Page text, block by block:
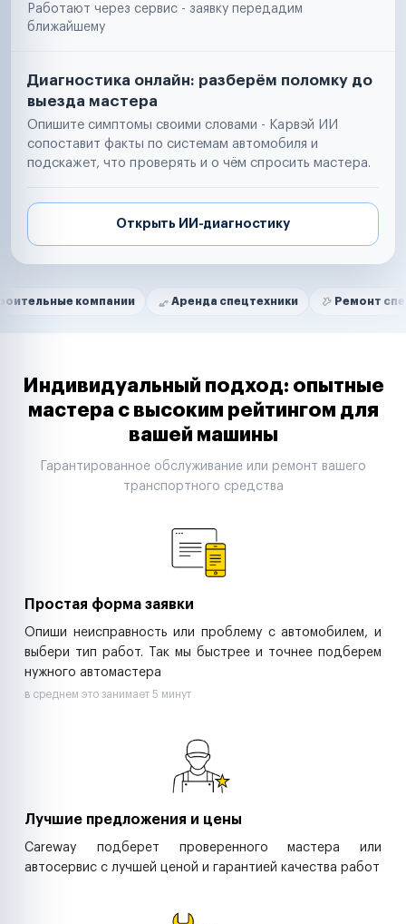
Работают через сервис - заявку передадим
ближайшему
Диагностика онлайн: разберём поломку до
выезда мастера
Опишите симптомы своими словами - Карвэй ИИ
сопоставит факты по системам автомобиля и
подскажет, что проверять и о чём спросить мастера.
Открыть ИИ-диагностику
Нам доверяют
компании Аренда спецтехники Ремонт спецтехники
Маркетплейсы
Таксопарки
Автодилеры
Строительные компании
Аренда спецтехники
Индивидуальный подход: опытные
мастера с высоким рейтингом для
вашей машины
Гарантированное обслуживание или ремонт вашего
транспортного средства
Простая форма заявки
Опиши неисправность или проблему с автомобилем, и
выбери тип работ. Так мы быстрее и точнее подберем
нужного автомастера
в среднем это занимает 5 минут
Лучшие предложения и цены
Careway подберет проверенного мастера или
автосервис с лучшей ценой и гарантией качества работ